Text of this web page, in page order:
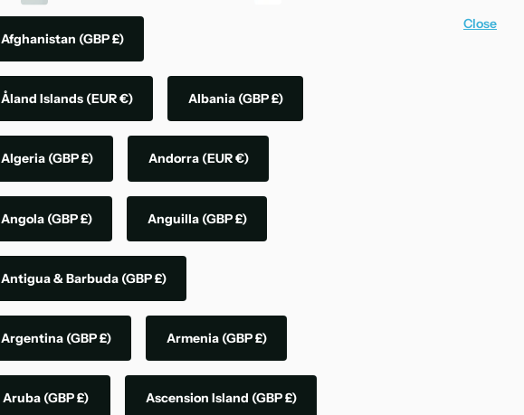
Afghanistan (GBP £)
Åland Islands (EUR €) Albania (GBP £)
Algeria (GBP £) Andorra (EUR €)
Angola (GBP £) Anguilla (GBP £)
Antigua & Barbuda (GBP £)
Argentina (GBP £) Armenia (GBP £)
Aruba (GBP £) Ascension Island (GBP £)
Close